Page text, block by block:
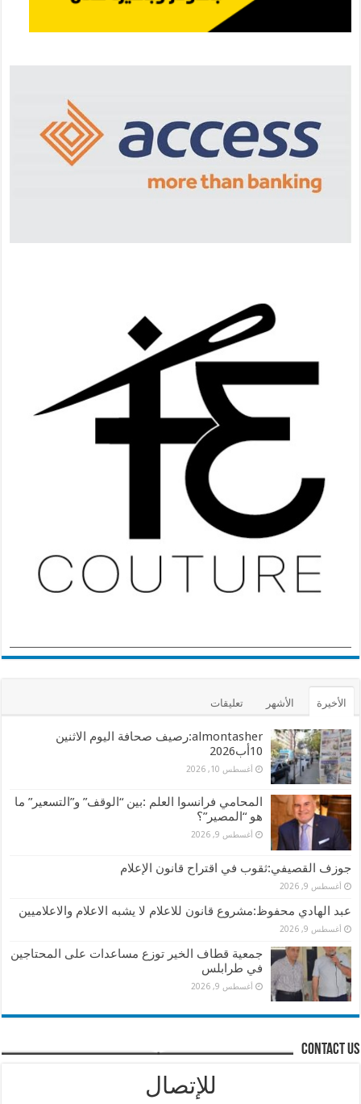
الأخيرة الأشهر تعليقات
almontasher:رصيف صحافة اليوم الاثنين
10أب2026
أغسطس 10, 2026
المحامي فرانسوا العلم :بين “الوقف” و”التسعير” ما
هو “المصير”؟
أغسطس 9, 2026
جوزف القصيفي:ثقوب في اقتراح قانون الإعلام
أغسطس 9, 2026
عبد الهادي محفوظ:مشروع قانون للاعلام لا يشبه الاعلام والاعلاميين
أغسطس 9, 2026
جمعية قطاف الخير توزع مساعدات على المحتاجين
في طرابلس
أغسطس 9, 2026
contact us
للإتصال